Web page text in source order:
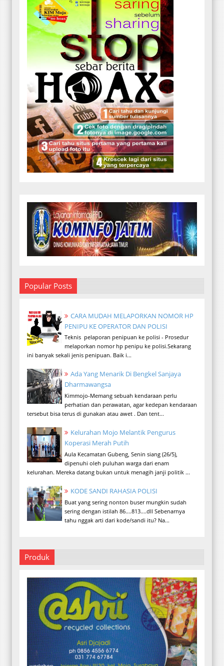
Popular Posts
CARA MUDAH MELAPORKAN NOMOR HP
PENIPU KE OPERATOR DAN POLISI
Teknis pelaporan penipuan ke polisi - Prosedur
melaporkan nomor hp penipu ke polisi.Sekarang
ini banyak sekali jenis penipuan. Baik i...
Ada Yang Menarik Di Bengkel Sanjaya
Dharmawangsa
Kimmojo-Memang sebuah kendaraan perlu
perhatian dan perawatan, agar kedepan kendaraan
tersebut bisa terus di gunakan atau awet . Dan tent...
Kelurahan Mojo Melantik Pengurus
Koperasi Merah Putih
Aula Kecamatan Gubeng, Senin siang (26/5),
dipenuhi oleh puluhan warga dari enam
kelurahan. Mereka datang bukan untuk menagih janji politik ...
KODE SANDI RAHASIA POLISI
Buat yang sering nonton buser mungkin sudah
sering dengan istilah 86....813....dll Sebenarnya
tahu nggak arti dari kode/sandi itu? Na...
Produk